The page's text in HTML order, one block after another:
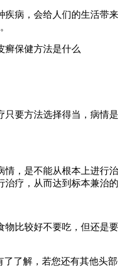
病，会给人们的生活
要方法选择得当，病
，是不能从根本上进行
疗，从而达到标本兼治的
比较好不要吃，但还
了解，若您还有其他